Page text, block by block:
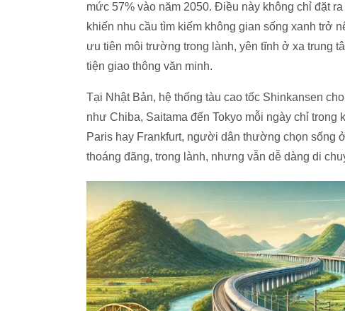
mức 57% vào năm 2050. Điều này không chỉ đặt
khiến nhu cầu tìm kiếm không gian sống xanh trở
ưu tiên môi trường trong lành, yên tĩnh ở xa trung
tiện giao thông văn minh.
Tại Nhật Bản, hệ thống tàu cao tốc Shinkansen
như Chiba, Saitama đến Tokyo mỗi ngày chỉ
Paris hay Frankfurt, người dân thường chọn sống
thoáng đãng, trong lành, nhưng vẫn dễ dàng di